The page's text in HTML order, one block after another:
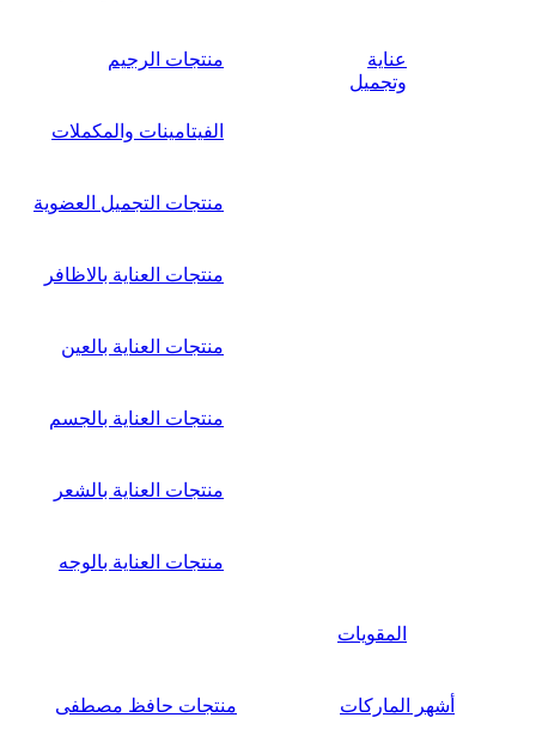
عناية
وتجميل
منتجات الرجيم
الفيتامينات والمكملات
منتجات التجميل العضوية
منتجات العناية بالاظافر
منتجات العناية بالعين
منتجات العناية بالجسم
منتجات العناية بالشعر
منتجات العناية بالوجه
المقويات
أشهر الماركات منتجات حافظ مصطفى